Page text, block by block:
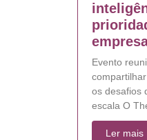
Evento
os desafios
escala O
Ler mais